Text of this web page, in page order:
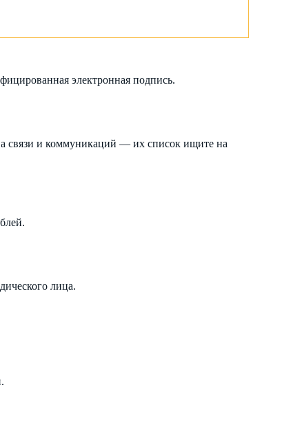
электронная подпись.
связи и коммуникаций — их список ищите на
лица.